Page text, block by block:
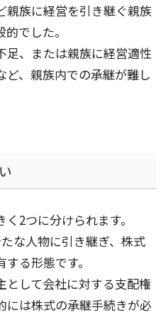
親族に経営を引き継ぐ親族
でした。
足、または親族に経営適性
、親族内での承継が難し
く 2つに分けられます。
な人物に引き継ぎ、株式
る形態です。
として会社に対する支配権
には株式の承継手続きが必